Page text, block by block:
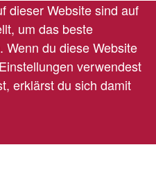
dieser Website sind auf
um das beste
Wenn du diese Website
verwendest
erklärst du sich damit